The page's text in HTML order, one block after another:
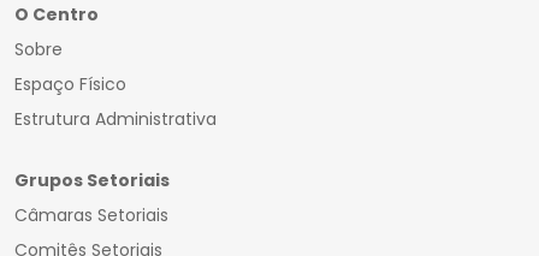
O Centro
Sobre
Espaço Físico
Estrutura Administrativa
Grupos Setoriais
Câmaras Setoriais
Comitês Setoriais